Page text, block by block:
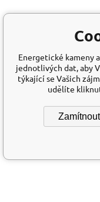
Energetické kameny
jednotlivých dat, aby
týkající se Vašich
udělíte